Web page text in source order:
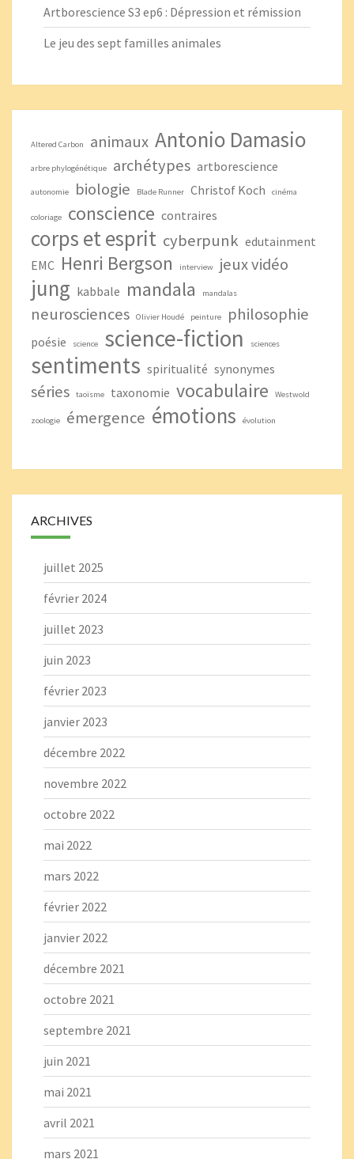
Artborescience S3 ep6 : Dépression et rémission
Le jeu des sept familles animales
Altered Carbon animaux Antonio Damasio
arbre phylogénétique archétypes artborescience
autonomie biologie Blade Runner Christof Koch cinéma
coloriage conscience contraires
corps et esprit cyberpunk edutainment
EMC Henri Bergson interview jeux vidéo
jung kabbale mandala mandalas
neurosciences Olivier Houdé peinture philosophie
poésie science science-fiction sciences
sentiments spiritualité synonymes
séries taoïsme taxonomie vocabulaire Westwold
zoologie émergence émotions évolution
ARCHIVES
juillet 2025
février 2024
juillet 2023
juin 2023
février 2023
janvier 2023
décembre 2022
novembre 2022
octobre 2022
mai 2022
mars 2022
février 2022
janvier 2022
décembre 2021
octobre 2021
septembre 2021
juin 2021
mai 2021
avril 2021
mars 2021